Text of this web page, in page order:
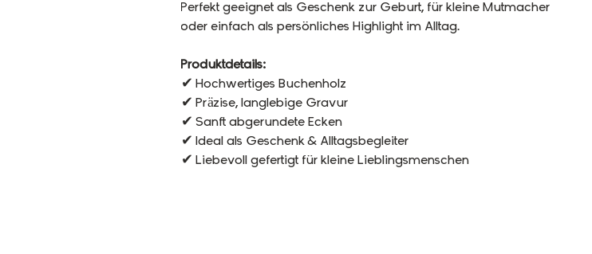
Perfekt geeignet als Geschenk zur Geburt, für kleine Mutmacher
oder einfach als persönliches Highlight im Alltag.
Produktdetails:
✔ Hochwertiges Buchenholz
✔ Präzise, langlebige Gravur
✔ Sanft abgerundete Ecken
✔ Ideal als Geschenk & Alltagsbegleiter
✔ Liebevoll gefertigt für kleine Lieblingsmenschen